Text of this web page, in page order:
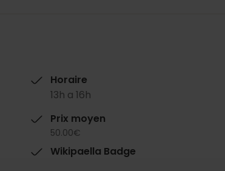
Horaire
13h a 16h
Prix moyen
50.00€
Wikipaella Badge